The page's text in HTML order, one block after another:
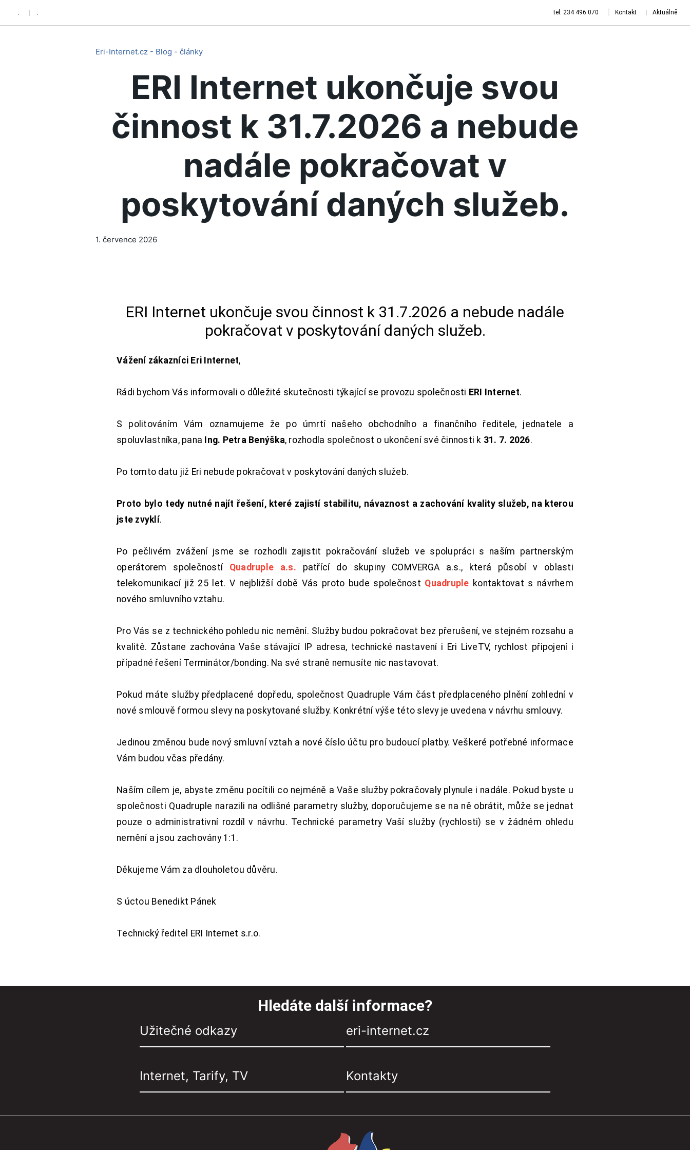
. . tel: 234 496 070 Kontakt Aktuálně
Eri-Internet.cz - Blog - články
ERI Internet ukončuje svou
činnost k 31.7.2026 a nebude
nadále pokračovat v
poskytování daných služeb.
1. července 2026
ERI Internet ukončuje svou činnost k 31.7.2026 a nebude nadále
pokračovat v poskytování daných služeb.
Vážení zákazníci Eri Internet,
Rádi bychom Vás informovali o důležité skutečnosti týkající se provozu společnosti ERI Internet.
S politováním Vám oznamujeme že po úmrtí našeho obchodního a finančního ředitele, jednatele a
spoluvlastníka, pana Ing. Petra Benýška, rozhodla společnost o ukončení své činnosti k 31. 7. 2026.
Po tomto datu již Eri nebude pokračovat v poskytování daných služeb.
Proto bylo tedy nutné najít řešení, které zajistí stabilitu, návaznost a zachování kvality služeb, na kterou
jste zvyklí.
Po pečlivém zvážení jsme se rozhodli zajistit pokračování služeb ve spolupráci s naším partnerským
operátorem společností Quadruple a.s. patřící do skupiny COMVERGA a.s., která působí v oblasti
telekomunikací již 25 let. V nejbližší době Vás proto bude společnost Quadruple kontaktovat s návrhem
nového smluvního vztahu.
Pro Vás se z technického pohledu nic nemění. Služby budou pokračovat bez přerušení, ve stejném rozsahu a
kvalitě. Zůstane zachována Vaše stávající IP adresa, technické nastavení i Eri LiveTV, rychlost připojení i
případné řešení Terminátor/bonding. Na své straně nemusíte nic nastavovat.
Pokud máte služby předplacené dopředu, společnost Quadruple Vám část předplaceného plnění zohlední v
nové smlouvě formou slevy na poskytované služby. Konkrétní výše této slevy je uvedena v návrhu smlouvy.
Jedinou změnou bude nový smluvní vztah a nové číslo účtu pro budoucí platby. Veškeré potřebné informace
Vám budou včas předány.
Naším cílem je, abyste změnu pocítili co nejméně a Vaše služby pokračovaly plynule i nadále. Pokud byste u
společnosti Quadruple narazili na odlišné parametry služby, doporučujeme se na ně obrátit, může se jednat
pouze o administrativní rozdíl v návrhu. Technické parametry Vaší služby (rychlosti) se v žádném ohledu
nemění a jsou zachovány 1:1.
Děkujeme Vám za dlouholetou důvěru.
S úctou Benedikt Pánek
Technický ředitel ERI Internet s.r.o.
Hledáte další informace?
Užitečné odkazy eri-internet.cz
Internet, Tarify, TV Kontakty